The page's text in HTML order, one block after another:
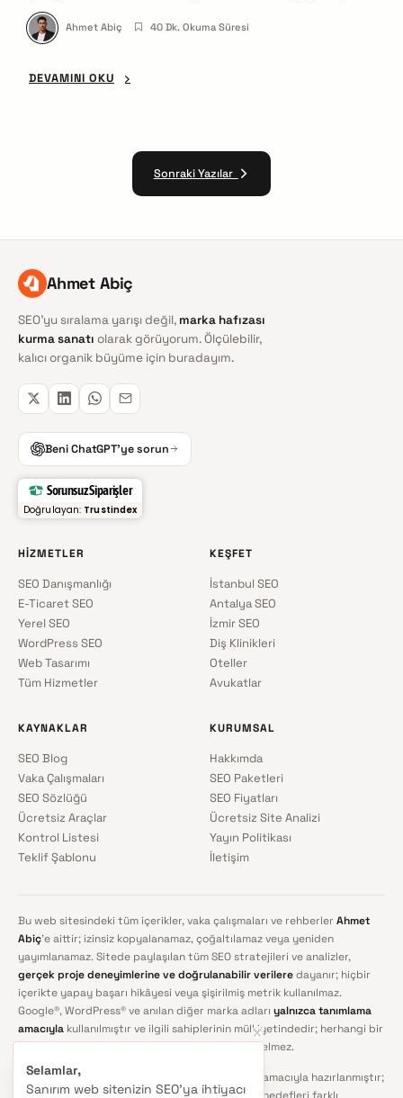
ortamda, profilinizdeki yorum sayısı ve kalitesi,
sizi zirveye taşıyacak veya geride bırakacak ana
faktör haline geldi. Peki, hızlı bir yükseliş için
mantıklı?
Ahmet Abiç 40 Dk. Okuma Süresi
DEVAMINI OKU
Sonraki Yazılar
Ahmet Abiç
SEO'yu sıralama yarışı değil, marka hafızası
kurma sanatı olarak görüyorum. Ölçülebilir,
kalıcı organik büyüme için buradayım.
Beni ChatGPT'ye sorun
Sorunsuz Siparişler
Doğrulayan: Trustindex
HIZMETLER
SEO Danışmanlığı
E-Ticaret SEO
Yerel SEO
WordPress SEO
Web Tasarımı
Tüm Hizmetler
KEŞFET
İstanbul SEO
Antalya SEO
İzmir SEO
Diş Klinikleri
Oteller
Avukatlar
KAYNAKLAR
SEO Blog
Vaka Çalışmaları
SEO Sözlüğü
Ücretsiz Araçlar
Kontrol Listesi
Teklif Şablonu
KURUMSAL
Hakkımda
SEO Paketleri
SEO Fiyatları
Ücretsiz Site Analizi
Yayın Politikası
İletişim
Bu web sitesindeki tüm içerikler, vaka çalışmaları ve rehberler Ahmet
Abiç'e aittir; izinsiz kopyalanamaz, çoğaltılamaz veya yeniden
yayımlanamaz. Sitede paylaşılan tüm SEO stratejileri ve analizler,
gerçek proje deneyimlerine ve doğrulanabilir verileredayanır; hiçbir
içerikte yapay başarı hikâyesi veya şişirilmiş metrik kullanılmaz.
Google®, WordPress® ve anılan diğer marka adları yalnızca tanımlama
amacıyla kullanılmıştır ve ilgili sahiplerinin mülkiyetindedir; herhangi bir
ortaklık, sponsorluk veya resmî onay anlamına gelmez.
Sitedeki rehber ve analizler genel bilgilendirme amacıyla hazırlanmıştır;
Selamlar,
Sanırım web sitenizin SEO'ya ihtiyacı